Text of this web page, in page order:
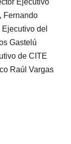
Fernando
del
Gastelú
de CITE
Raúl Vargas